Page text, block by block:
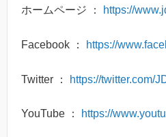
ホームページ ： https://
Facebook ： https://
Twitter ： https://twitter.com/
YouTube ： https://